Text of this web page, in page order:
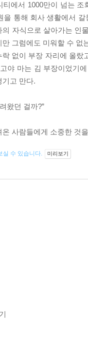
티에서 1000만이 넘는
을 통해 회사 생활에서
자식으로 살아가는 인
그럼에도 미워할 수
없이 부장 자리에 올랐
야 마는 김 부장이었기
기고 만다.
왔던 걸까?”
사람들에게 소중한 것
실 수 있습니다. 미리보기